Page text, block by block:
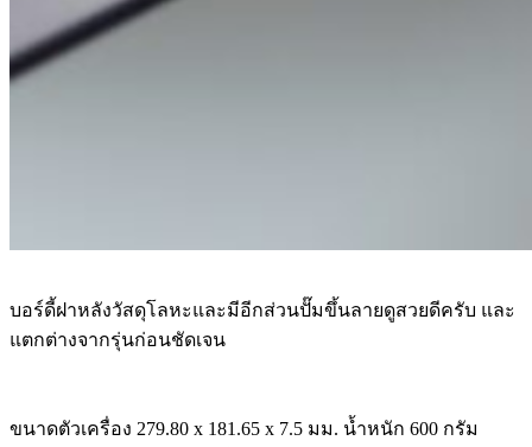
บอร์ดี้ฝาหลังวัสดุโลหะและมีอีกส่วนปั๊มขึ้นลายดูสวยดีครับ และ
แตกต่างจากรุ่นก่อนชัดเจน
ขนาดตัวเครื่อง 279.80 x 181.65 x 7.5 มม. น้ำหนัก 600 กรัม